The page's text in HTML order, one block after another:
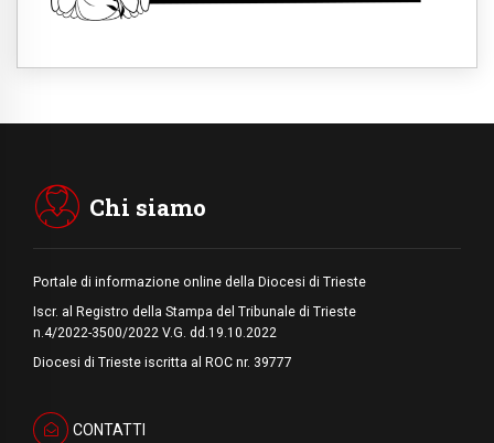
Medio Oriente
Chi siamo
Portale di informazione online della Diocesi di Trieste
Iscr. al Registro della Stampa del Tribunale di Trieste
n.4/2022-3500/2022 V.G. dd.19.10.2022
Diocesi di Trieste iscritta al ROC nr. 39777
CONTATTI